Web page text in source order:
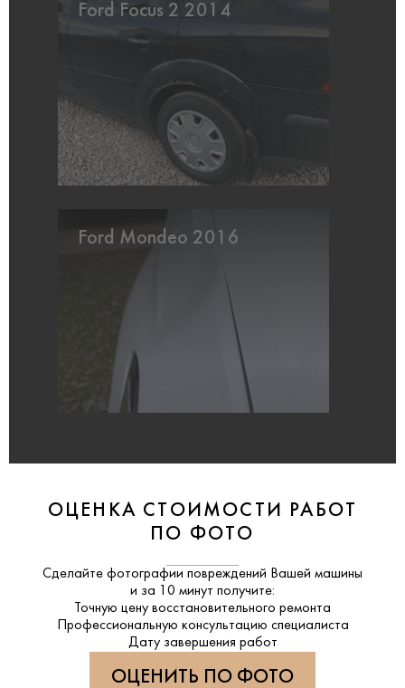
Ford Focus 2 2014
Ford Mondeo 2016
ОЦЕНКА СТОИМОСТИ РАБОТ
ПО ФОТО
Сделайте фотографии повреждений Вашей машины
и за 10 минут получите:
Точную цену восстановительного ремонта
Профессиональную консультацию специалиста
Дату завершения работ
ОЦЕНИТЬ ПО ФОТО